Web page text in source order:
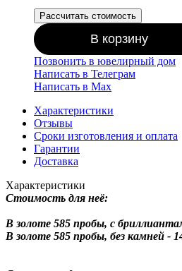
Рассчитать стоимость
В корзину
Позвонить в ювелирный дом
Написать в Телеграм
Написать в Мах
Характеристики
Отзывы
Сроки изготовления и оплата
Гарантии
Доставка
Характеристики
Стоимость для неё:
В золоте 585 пробы, с
В золоте 585 пробы, без камней -